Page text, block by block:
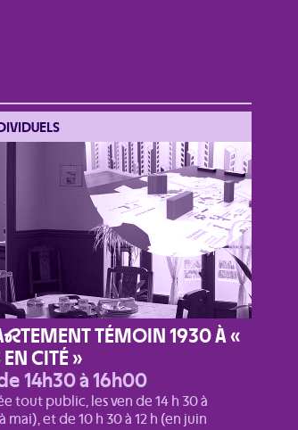
RTEMENT TÉMOIN 1930 À «
EN CITÉ »
14h30 à 16h00
tout public, les ven de 14 h 30 à
mai), et de 10 h 30 à 12 h (en juin